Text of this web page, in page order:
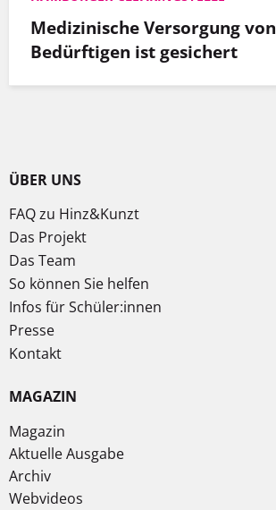
Medizinische Versorgung von
Bedürftigen ist gesichert
ÜBER UNS
FAQ zu Hinz&Kunzt
Das Projekt
Das Team
So können Sie helfen
Infos für Schüler:innen
Presse
Kontakt
MAGAZIN
Magazin
Aktuelle Ausgabe
Archiv
Webvideos